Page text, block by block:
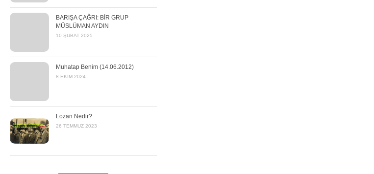
BARIŞA ÇAĞRI: BİR GRUP
MÜSLÜMAN AYDIN
10 ŞUBAT 2025
Muhatap Benim (14.06.2012)
8 EKIM 2024
Lozan Nedir?
26 TEMMUZ 2023